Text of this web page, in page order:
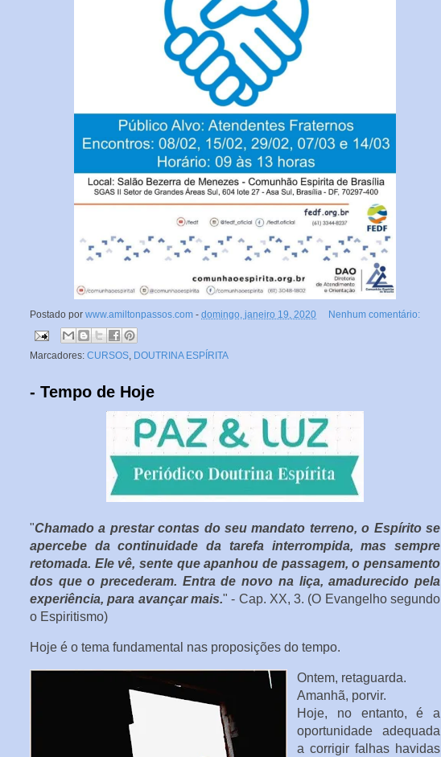
Postado por www.amiltonpassos.com - domingo, janeiro 19, 2020 Nenhum comentário:
Marcadores: CURSOS, DOUTRINA ESPÍRITA
- Tempo de Hoje
"Chamado a prestar contas do seu mandato terreno, o Espírito se
apercebe da continuidade da tarefa interrompida, mas sempre
retomada. Ele vê, sente que apanhou de passagem, o pensamento
dos que o precederam. Entra de novo na liça, amadurecido pela
experiência, para avançar mais." - Cap. XX, 3. (O Evangelho segundo
o Espiritismo)
Hoje é o tema fundamental nas proposições do tempo.
Ontem, retaguarda.
Amanhã, porvir.
Hoje, no entanto, é a
oportunidade adequada
a corrigir falhas havidas